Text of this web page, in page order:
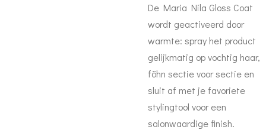
De Maria Nila Gloss Coat
wordt geactiveerd door
warmte: spray het product
gelijkmatig op vochtig haar,
föhn sectie voor sectie en
sluit af met je favoriete
stylingtool voor een
salonwaardige finish.